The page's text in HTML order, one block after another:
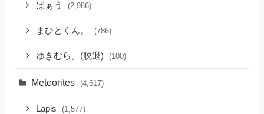
ばぁう (2,986)
まひとくん。 (786)
ゆきむら。(脱退) (100)
Meteorites (4,617)
Lapis (1,577)